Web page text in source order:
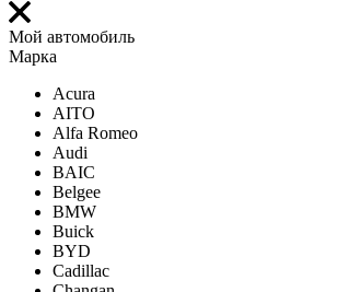
Мой автомобиль
Марка
Acura
AITO
Alfa Romeo
Audi
BAIC
Belgee
BMW
Buick
BYD
Cadillac